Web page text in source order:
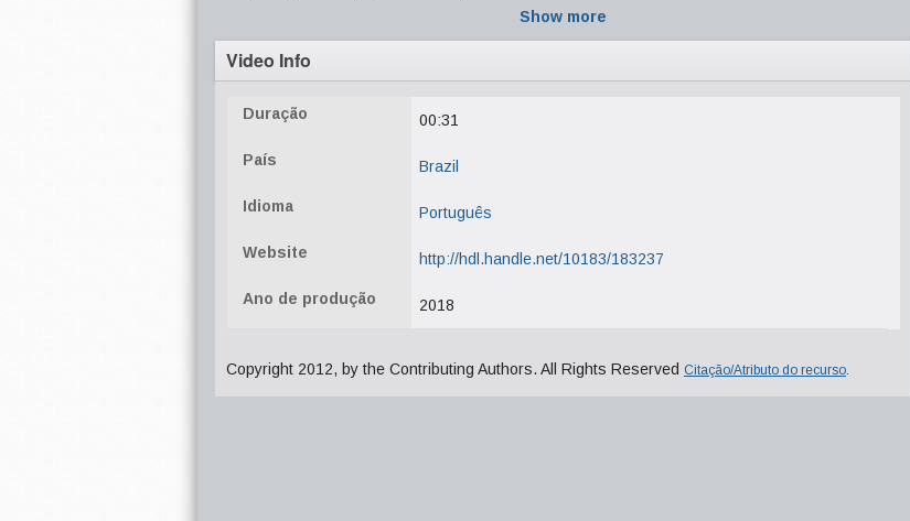
Show more
Video Info
Duração 00:31
País Brazil
Idioma Português
Website http://hdl.handle.net/10183/183237
Ano de produção 2018
Copyright 2012, by the Contributing Authors. All Rights Reserved Citação/Atributo do recurso.